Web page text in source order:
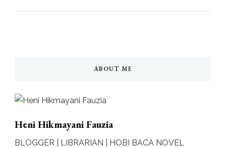
ABOUT ME
Heni Hikmayani Fauzia
BLOGGER | LIBRARIAN | HOBI BACA NOVEL